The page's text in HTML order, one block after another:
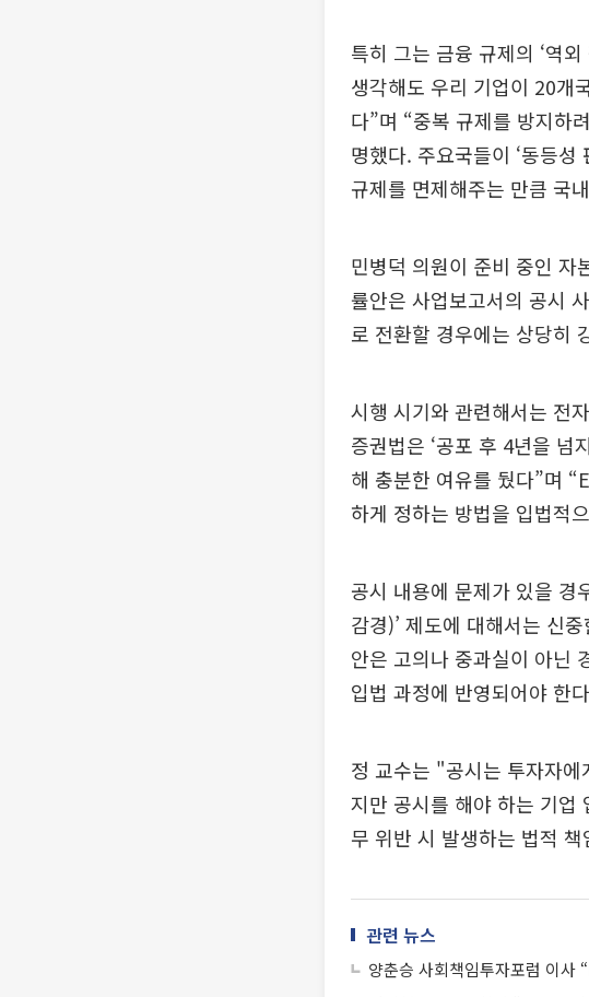
특히 그는 금융 규제의 ‘역
생각해도 우리 기업이 20개
다”며 “중복 규제를 방지하
명했다. 주요국들이 ‘동등
규제를 면제해주는 만큼 국
민병덕 의원이 준비 중인 자
률안은 사업보고서의 공시
로 전환할 경우에는 상당히
시행 시기와 관련해서는 전
증권법은 ‘공포 후 4년을 넘
해 충분한 여유를 뒀다”며
하게 정하는 방법을 입법적
공시 내용에 문제가 있을 경
감경)’ 제도에 대해서는 신
안은 고의나 중과실이 아닌
입법 과정에 반영되어야 한
정 교수는 "공시는 투자자
지만 공시를 해야 하는 기업
무 위반 시 발생하는 법적
관련 뉴스
양춘승 사회책임투자포럼 이사